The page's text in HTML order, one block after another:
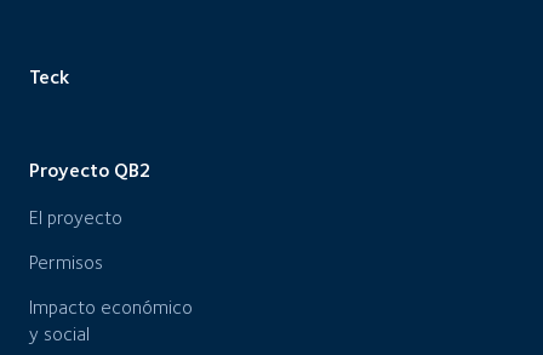
Teck
Proyecto QB2
El proyecto
Permisos
Impacto económico
y social